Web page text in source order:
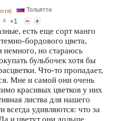
Тольятти
# +1
есть еще сорт манго
бордового цвета,
немного, но стараюсь
бульбочек хотя бы
Что-то пропадает,
Мне и самой они очень
красивых цветков у них
листва для нашего
всегда удивляются: что за
и цветут они дольше